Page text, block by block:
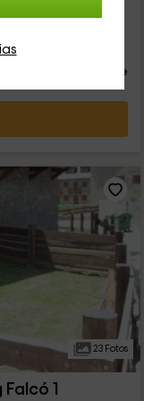
para hacer la
persona y noche
23 Fotos
1